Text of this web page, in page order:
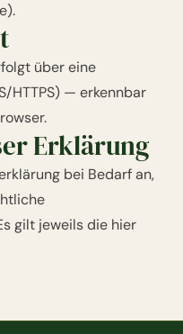
).
über eine
HTTPS) — erkennbar
Erklärung
bei Bedarf an,
gilt jeweils die hier